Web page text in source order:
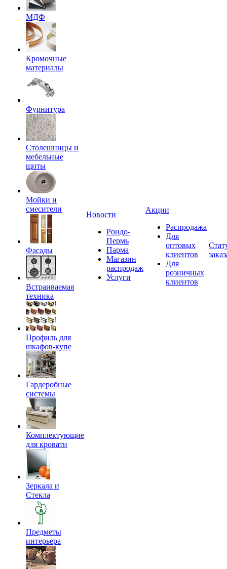
МДФ
Кромочные
материалы
Фурнитура
Столешницы и
мебельные
щиты
Мойки и
смесители
Фасады
Встраиваемая
техника
Профиль для
шкафов-купе
Гардеробные
системы
Комплектующие
для кровати
Зеркала и
Стекла
Предметы
интерьера
Новости
Рондо-
Пермь
Парма
Магазин
распродаж
Услуги
Акции
Распродажа
Для
оптовых
клиентов
Для
розничных
клиентов